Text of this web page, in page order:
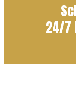
24/7